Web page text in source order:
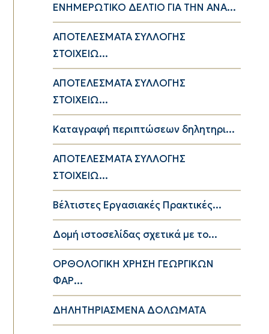
ΕΝΗΜΕΡΩΤΙΚΟ ΔΕΛΤΙΟ ΓΙΑ ΤΗΝ ΑΝΑ...
ΑΠΟΤΕΛΕΣΜΑΤΑ ΣΥΛΛΟΓΗΣ
ΣΤΟΙΧΕΙΩ...
ΑΠΟΤΕΛΕΣΜΑΤΑ ΣΥΛΛΟΓΗΣ
ΣΤΟΙΧΕΙΩ...
Καταγραφή περιπτώσεων δηλητηρι...
ΑΠΟΤΕΛΕΣΜΑΤΑ ΣΥΛΛΟΓΗΣ
ΣΤΟΙΧΕΙΩ...
Βέλτιστες Εργασιακές Πρακτικές...
Δομή ιστοσελίδας σχετικά με το...
ΟΡΘΟΛΟΓΙΚΗ ΧΡΗΣΗ ΓΕΩΡΓΙΚΩΝ
ΦΑΡ...
ΔΗΛΗΤΗΡΙΑΣΜΕΝΑ ΔΟΛΩΜΑΤΑ